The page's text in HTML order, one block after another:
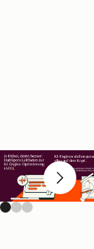
Previous slide
Next